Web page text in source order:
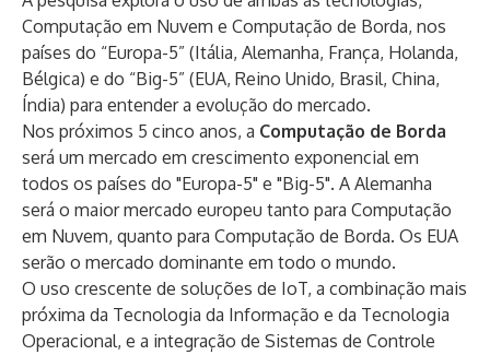
Computação em Nuvem e Computação de Borda, nos
países do “Europa-5” (Itália, Alemanha, França, Holanda,
Bélgica) e do “Big-5” (EUA, Reino Unido, Brasil, China,
Índia) para entender a evolução do mercado.
Nos próximos 5 cinco anos, a Computação de Borda
será um mercado em crescimento exponencial em
todos os países do "Europa-5" e "Big-5". A Alemanha
será o maior mercado europeu tanto para Computação
em Nuvem, quanto para Computação de Borda. Os EUA
serão o mercado dominante em todo o mundo.
O uso crescente de soluções de IoT, a combinação mais
próxima da Tecnologia da Informação e da Tecnologia
Operacional, e a integração de Sistemas de Controle